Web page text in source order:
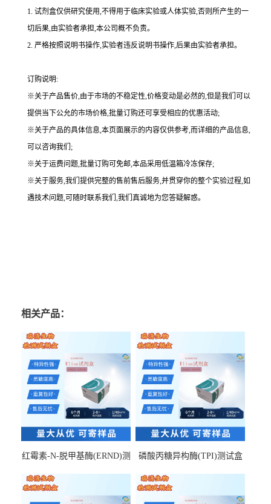
1. 试剂盒仅供研究使用,不得用于临床实验或人体实验,否则所产生的一
切后果,由实验者承担,本公司概不负责。
2. 严格按照说明书操作,实验者违反说明书操作,后果由实验者承担。
订购说明:
※关于产品售价,由于市场的不稳定性,价格变动是必然的,但是我们可以
提供当下公允的市场价格,批量订购还可享受相应的优惠活动;
※关于产品的具体信息,本页面展示的内容仅供参考,而详细的产品信息,
可以咨询我们;
※关于运费问题,批量订购可免邮,本品采用低温箱冷冻保存;
※关于服务,我们提供完整的售前售后服务,并贯穿你的整个实验过程,如
遇技术问题,可随时联系我们,我们真诚地为您答疑解惑。
相关产品：
红霉素-N-脱甲基酶(ERND)测
磷酸丙糖异构酶(TPI)测试盒